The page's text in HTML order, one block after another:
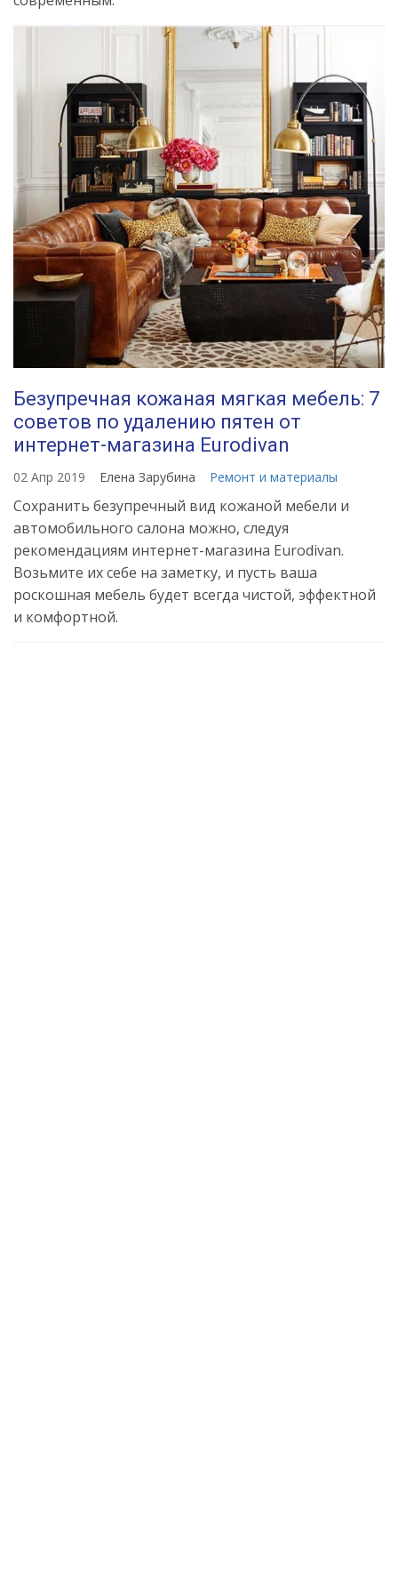
Безупречная кожаная мягкая мебель: 7
советов по удалению пятен от
интернет-магазина Eurodivan
02 Апр 2019 Елена Зарубина Ремонт и материалы
Сохранить безупречный вид кожаной мебели и
автомобильного салона можно, следуя
рекомендациям интернет-магазина Eurodivan.
Возьмите их себе на заметку, и пусть ваша
роскошная мебель будет всегда чистой, эффектной
и комфортной.